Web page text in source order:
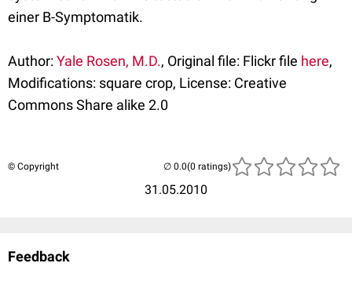
einer B-Symptomatik.
Author:Yale Rosen, M.D., Original file: Flickr file here,
Modifications: square crop, License: Creative
Commons Share alike 2.0
© Copyright
31.05.2010
(0 ratings)
Feedback